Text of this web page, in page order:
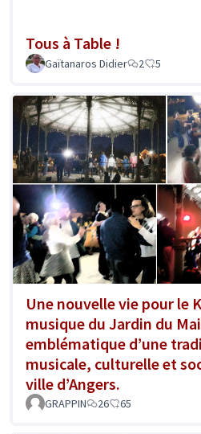
Tous à Table !
Gaïtanaros Didier
2 5
Une nouvelle vie pour le
musique du Jardin du
emblématique d’une
musicale, culturelle et
ville d’Angers.
GRAPPIN 26 65